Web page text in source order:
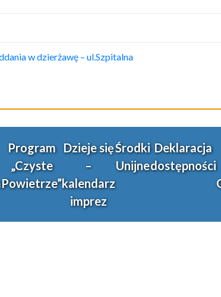
w dzierżawę – ul.Szpitalna
Program
„Czyste
Powietrze”
Dzieje się
–
kalendarz
imprez
Środki
Unijne
Deklaracja
dostępności